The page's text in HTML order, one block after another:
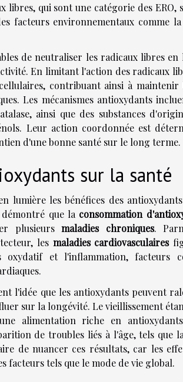
libres, qui sont une catégorie des
facteurs environnementaux comme
de neutraliser les radicaux libres
En limitant l'action des radicaux
contribuant ainsi à
Les mécanismes antioxydants
ainsi que des substances
Leur action coordonnée est
d'une bonne santé sur le long terme.
sur la santé
lumière les bénéfices des
que la consommation
plusieursmaladies chroniques.
les maladies cardiovasculaires
et l'inflammation, facteurs
l'idée que les antioxydants peuvent
sur la longévité. Le vieillissement
alimentation riche en
de troubles liés à l'âge, tels que
de nuancer ces résultats, car les
facteurs tels que le mode de vie global.